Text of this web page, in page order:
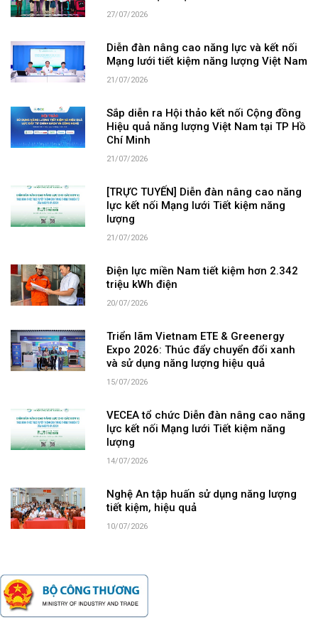
27/07/2026
Diễn đàn nâng cao năng lực và kết nối
Mạng lưới tiết kiệm năng lượng Việt Nam
21/07/2026
Sắp diễn ra Hội thảo kết nối Cộng đồng
Hiệu quả năng lượng Việt Nam tại TP Hồ
Chí Minh
21/07/2026
[TRỰC TUYẾN] Diễn đàn nâng cao năng
lực kết nối Mạng lưới Tiết kiệm năng
lượng
21/07/2026
Điện lực miền Nam tiết kiệm hơn 2.342
triệu kWh điện
20/07/2026
Triển lãm Vietnam ETE & Greenergy
Expo 2026: Thúc đẩy chuyển đổi xanh
và sử dụng năng lượng hiệu quả
15/07/2026
VECEA tổ chức Diễn đàn nâng cao năng
lực kết nối Mạng lưới Tiết kiệm năng
lượng
14/07/2026
Nghệ An tập huấn sử dụng năng lượng
tiết kiệm, hiệu quả
10/07/2026